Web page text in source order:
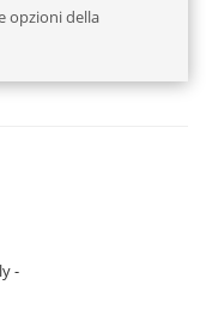
opzioni della
-